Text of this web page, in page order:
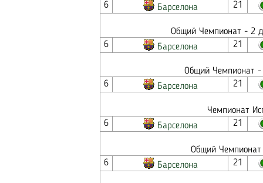
6
Барселона 21
Общий Чемпионат - 2
6
Барселона 21
Общий Чемпионат
6
Барселона 21
Чемпионат
6
Барселона 21
Общий
6
Барселона 21